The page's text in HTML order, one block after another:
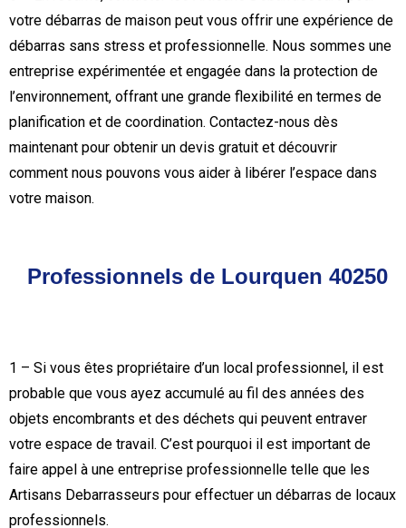
votre débarras de maison peut vous offrir une expérience de
débarras sans stress et professionnelle. Nous sommes une
entreprise expérimentée et engagée dans la protection de
l’environnement, offrant une grande flexibilité en termes de
planification et de coordination. Contactez-nous dès
maintenant pour obtenir un devis gratuit et découvrir
comment nous pouvons vous aider à libérer l’espace dans
votre maison.
Professionnels de Lourquen 40250
1 – Si vous êtes propriétaire d’un local professionnel, il est
probable que vous ayez accumulé au fil des années des
objets encombrants et des déchets qui peuvent entraver
votre espace de travail. C’est pourquoi il est important de
faire appel à une entreprise professionnelle telle que les
Artisans Debarrasseurs pour effectuer un débarras de locaux
professionnels.